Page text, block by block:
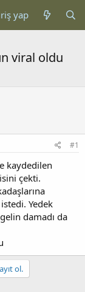
yap
viral oldu
#1
kaydedilen
çekti.
Yedek
damadı da
ol.